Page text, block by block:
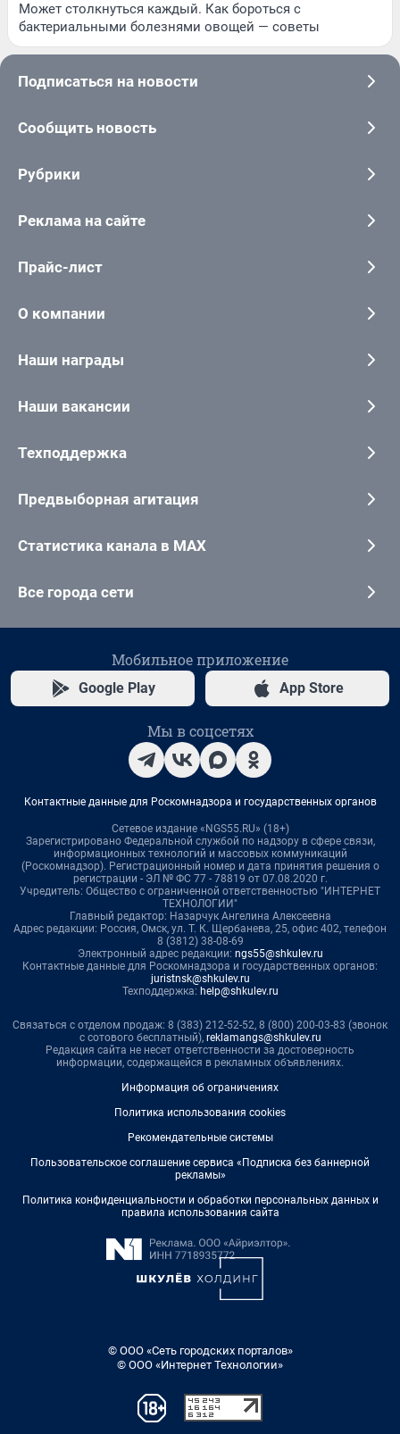
Может столкнуться каждый. Как бороться с
бактериальными болезнями овощей — советы
Подписаться на новости
Сообщить новость
Рубрики
Реклама на сайте
Прайс-лист
О компании
Наши награды
Наши вакансии
Техподдержка
Предвыборная агитация
Статистика канала в MAX
Все города сети
Мобильное приложение
Google Play App Store
Мы в соцсетях
Контактные данные для Роскомнадзора и государственных органов
Сетевое издание «NGS55.RU» (18+)
Зарегистрировано Федеральной службой по надзору в сфере связи,
информационных технологий и массовых коммуникаций
(Роскомнадзор). Регистрационный номер и дата принятия решения о
регистрации - ЭЛ № ФС 77 - 78819 от 07.08.2020 г.
Учредитель: Общество с ограниченной ответственностью "ИНТЕРНЕТ
ТЕХНОЛОГИИ"
Главный редактор: Назарчук Ангелина Алексеевна
Адрес редакции: Россия, Омск, ул. Т. К. Щербанева, 25, офис 402, телефон
8 (3812) 38-08-69
Электронный адрес редакции: ngs55@shkulev.ru
Контактные данные для Роскомнадзора и государственных органов:
juristnsk@shkulev.ru
Техподдержка: help@shkulev.ru
Связаться с отделом продаж: 8 (383) 212-52-52, 8 (800) 200-03-83 (звонок
с сотового бесплатный), reklamangs@shkulev.ru
Редакция сайта не несет ответственности за достоверность
информации, содержащейся в рекламных объявлениях.
Информация об ограничениях
Политика использования cookies
Рекомендательные системы
Пользовательское соглашение сервиса «Подписка без баннерной
рекламы»
Политика конфиденциальности и обработки персональных данных и
правила использования сайта
© ООО «Сеть городских порталов»
© ООО «Интернет Технологии»